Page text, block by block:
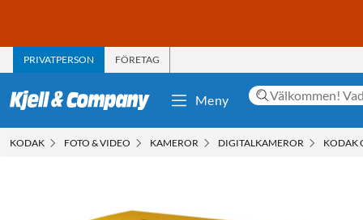
PRIVATPERSON FÖRETAG
Meny
KODAK FOTO & VIDEO KAMEROR DIGITALKAMEROR KODAK